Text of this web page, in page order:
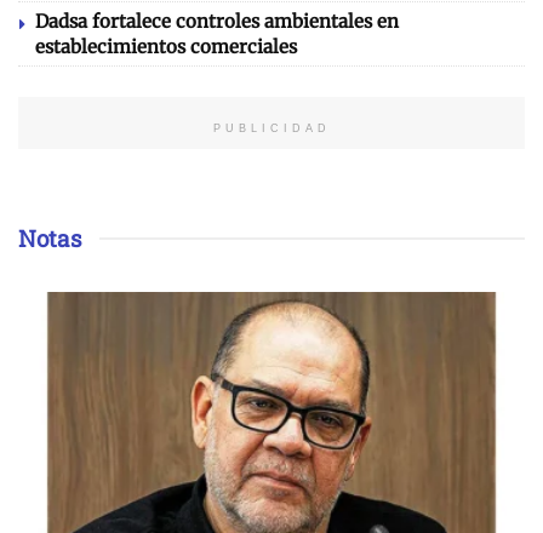
Dadsa fortalece controles ambientales en
establecimientos comerciales
PUBLICIDAD
Notas